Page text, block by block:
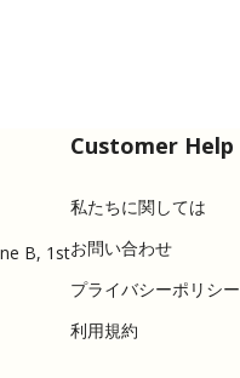
B, 1st
Customer Help
私たちに関しては
お問い合わせ
プライバシーポリシー
利用規約